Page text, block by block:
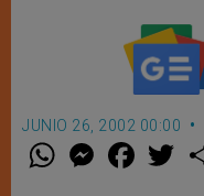
JUNIO 26, 2002 00:00
W M
e
F
a w